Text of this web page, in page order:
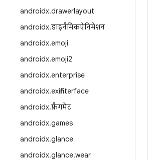
androidx.drawerlayout
androidx.डाइनैमिकऐनिमेशन
androidx.emoji
androidx.emoji2
androidx.enterprise
androidx.exifinterface
androidx.फ़्रैगमेंट
androidx.games
androidx.glance
androidx.glance.wear